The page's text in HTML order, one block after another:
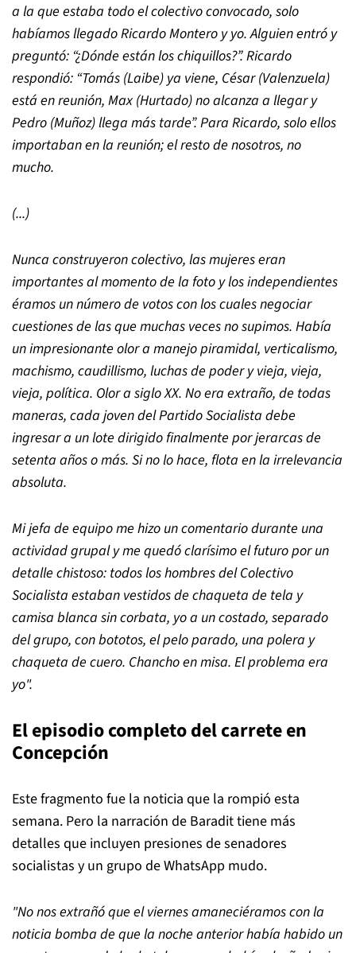
a la que estaba todo el colectivo convocado, solo
habíamos llegado Ricardo Montero y yo. Alguien entró y
preguntó: “¿Dónde están los chiquillos?”. Ricardo
respondió: “Tomás (Laibe) ya viene, César (Valenzuela)
está en reunión, Max (Hurtado) no alcanza a llegar y
Pedro (Muñoz) llega más tarde”. Para Ricardo, solo ellos
importaban en la reunión; el resto de nosotros, no
mucho.
(...)
Nunca construyeron colectivo, las mujeres eran
importantes al momento de la foto y los independientes
éramos un número de votos con los cuales negociar
cuestiones de las que muchas veces no supimos. Había
un impresionante olor a manejo piramidal, verticalismo,
machismo, caudillismo, luchas de poder y vieja, vieja,
vieja, política. Olor a siglo XX. No era extraño, de todas
maneras, cada joven del Partido Socialista debe
ingresar a un lote dirigido finalmente por jerarcas de
setenta años o más. Si no lo hace, flota en la irrelevancia
absoluta.
Mi jefa de equipo me hizo un comentario durante una
actividad grupal y me quedó clarísimo el futuro por un
detalle chistoso: todos los hombres del Colectivo
Socialista estaban vestidos de chaqueta de tela y
camisa blanca sin corbata, yo a un costado, separado
del grupo, con bototos, el pelo parado, una polera y
chaqueta de cuero. Chancho en misa. El problema era
yo".
El episodio completo del carrete en
Concepción
Este fragmento fue la noticia que la rompió esta
semana. Pero la narración de Baradit tiene más
detalles que incluyen presiones de senadores
socialistas y un grupo de WhatsApp mudo.
"No nos extrañó que el viernes amaneciéramos con la
noticia bomba de que la noche anterior había habido un